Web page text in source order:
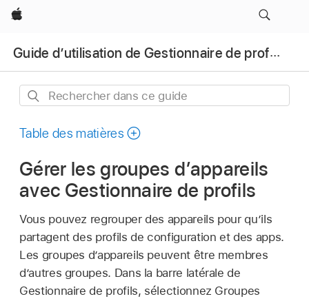
Apple
Guide d’utilisation de Gestionnaire de profils
Rechercher
ce
Table des matières
Gérer les groupes d’appareils
avec Gestionnaire de profils
Vous pouvez regrouper des appareils pour qu’ils
partagent des profils de configuration et des apps.
Les groupes d’appareils peuvent être membres
d’autres groupes. Dans la barre latérale de
Gestionnaire de profils, sélectionnez Groupes